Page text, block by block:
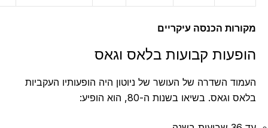
הכנסה עיקריים
קבועות בלאס וגאס
השדרה של העושר של ניוטון היה הופעותיו העקביות
וגאס. בשיאו בשנות ה-80, הוא הופיע: